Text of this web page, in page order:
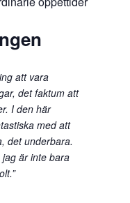
att vara
det faktum att
I den här
med att
det underbara.
är inte bara